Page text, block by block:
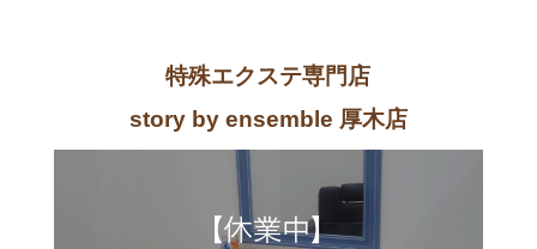
特殊エクステ専門店
story by ensemble 厚木店